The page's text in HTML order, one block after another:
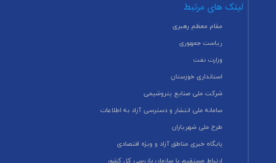
لینک های مرتبط
مقام معظم رهبری
ریاست جمهوری
وزارت نفت
استانداری خوزستان
شرکت ملی صنایع پتروشیمی
سامانه ملی انتشار و دسترسی آزاد به اطلاعات
طرح ملی شهریاران
پایگاه خبری مناطق آزاد و ویژه اقتصادی
ارتباط مستقیم با سازمان بازرسی کل کشور